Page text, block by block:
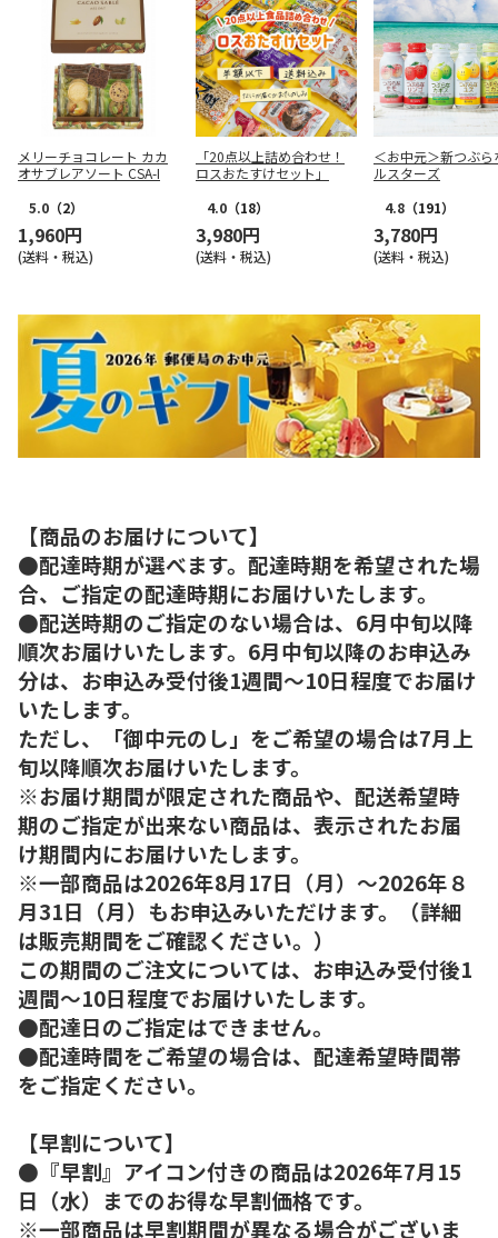
メリーチョコレート カカ
オサブレアソート CSA-I
5.0 （2）
1,960円
(送料・税込)
「20点以上詰め合わせ！
ロスおたすけセット」
4.0 （18）
3,980円
(送料・税込)
＜お中元＞新つぶら
ルスターズ
4.8 （191）
3,780円
(送料・税込)
【商品のお届けについて】
●配達時期が選べます。配達時期を希望された場
合、ご指定の配達時期にお届けいたします。
●配送時期のご指定のない場合は、6月中旬以降
順次お届けいたします。6月中旬以降のお申込み
分は、お申込み受付後1週間～10日程度でお届け
いたします。
ただし、「御中元のし」をご希望の場合は7月上
旬以降順次お届けいたします。
※お届け期間が限定された商品や、配送希望時
期のご指定が出来ない商品は、表示されたお届
け期間内にお届けいたします。
※一部商品は2026年8月17日（月）～2026年８
月31日（月）もお申込みいただけます。（詳細
は販売期間をご確認ください。）
この期間のご注文については、お申込み受付後1
週間～10日程度でお届けいたします。
●配達日のご指定はできません。
●配達時間をご希望の場合は、配達希望時間帯
をご指定ください。
【早割について】
●『早割』アイコン付きの商品は2026年7月15
日（水）までのお得な早割価格です。
※一部商品は早割期間が異なる場合がございま